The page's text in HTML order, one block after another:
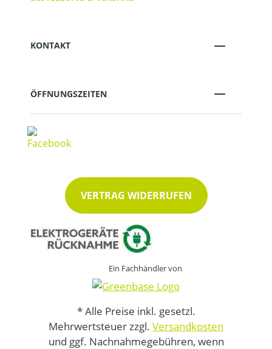
KONTAKT
ÖFFNUNGSZEITEN
VERTRAG WIDERRUFEN
Ein Fachhändler von
* Alle Preise inkl. gesetzl.
Mehrwertsteuer zzgl. Versandkosten
und ggf. Nachnahmegebühren, wenn